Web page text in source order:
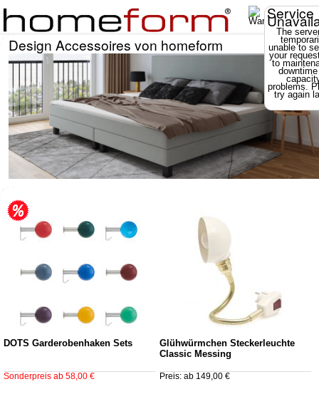
Service
The
unable to
your
to
problems.
try again
Design Accessoires von homeform
DOTS Garderobenhaken Sets
Sonderpreis ab 58,00 €
Glühwürmchen Steckerleuchte
Classic Messing
Preis: ab 149,00 €